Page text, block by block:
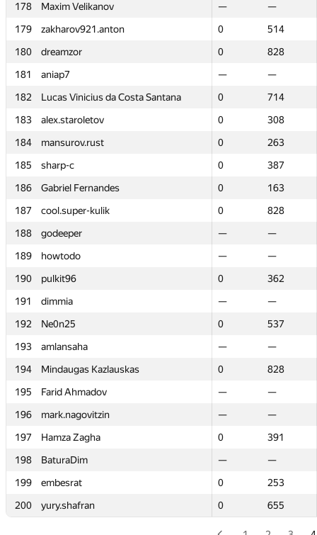
178
Maxim Velikanov —
—
179
zakharov921.anton 0
514
180
dreamzor 0
828
181
aniap7 —
—
182
Lucas Vinicius da Costa Santana 0
714
183
alex.staroletov 0
308
184
mansurov.rust 0
263
185
sharp-c 0
387
186
Gabriel Fernandes 0
163
187
cool.super-kulik 0
828
188
godeeper —
—
189
howtodo —
—
190
pulkit96 0
362
191
dimmia —
—
192
Ne0n25 0
537
193
amlansaha —
—
194
Mindaugas Kazlauskas 0
828
195
Farid Ahmadov —
—
196
mark.nagovitzin —
—
197
Hamza Zagha 0
391
198
BaturaDim —
—
199
embesrat 0
253
200
yury.shafran 0 655
178
Maxim Velikanov —
—
179
zakharov921.anton 0
514
180
dreamzor 0
828
181
aniap7 —
—
182
Lucas Vinicius da Costa Santana 0
714
183
alex.staroletov 0
308
184
mansurov.rust 0
263
185
sharp-c 0
387
186
Gabriel Fernandes 0
163
187
cool.super-kulik 0
828
188
godeeper —
—
189
howtodo —
—
190
pulkit96 0
362
191
dimmia —
—
192
Ne0n25 0
537
193
amlansaha —
—
194
Mindaugas Kazlauskas 0
828
195
Farid Ahmadov —
—
196
mark.nagovitzin —
—
197
Hamza Zagha 0
391
198
BaturaDim —
—
199
embesrat 0
253
200
yury.shafran 0 655